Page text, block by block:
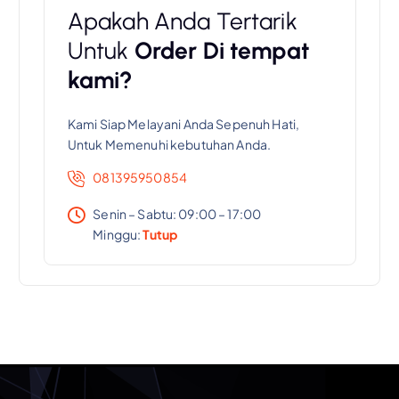
Apakah Anda Tertarik
Untuk Order Di tempat
kami?
Kami Siap Melayani Anda Sepenuh Hati,
Untuk Memenuhi kebutuhan Anda.
081395950854
Senin – Sabtu: 09:00 – 17:00
Minggu:Tutup